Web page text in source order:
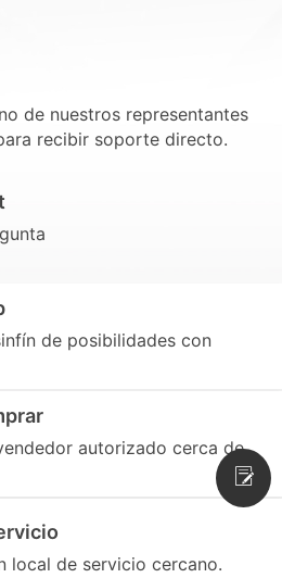
de nuestros representantes
recibir soporte directo.
de posibilidades con
autorizado cerca de
local de servicio cercano.